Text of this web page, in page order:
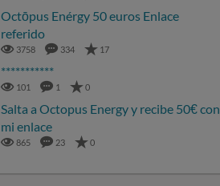
Octōpus Enérgy 50 euros Enlace
referido
3758 334 17
***********
101 1 0
Salta a Octopus Energy y recibe 50€ con
mi enlace
865 23 0